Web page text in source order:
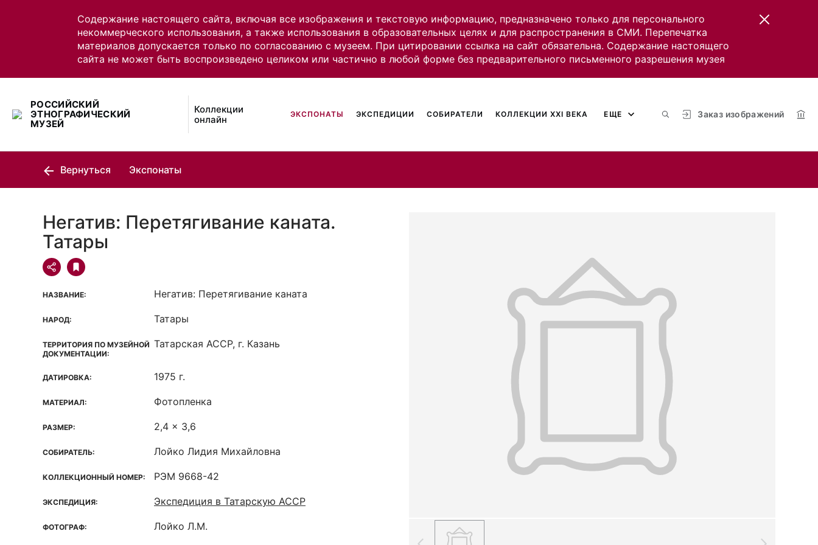
Содержание настоящего сайта, включая все изображения и текстовую информацию, предназначено только для персонального
некоммерческого использования, а также использования в образовательных целях и для распространения в СМИ. Перепечатка
материалов допускается только по согласованию с музеем. При цитировании ссылка на сайт обязательна. Содержание настоящего
сайта не может быть воспроизведено целиком или частично в любой форме без предварительного письменного разрешения музея
РОССИЙСКИЙ
ЭТНОГРАФИЧЕСКИЙ
МУЗЕЙ
Коллекции
онлайн
Заказ изображений
ЭКСПОНАТЫ ЭКСПЕДИЦИИ СОБИРАТЕЛИ КОЛЛЕКЦИИ XXI ВЕКА ЕЩЕ
Вернуться Экспонаты
Негатив: Перетягивание каната.
Татары
НАЗВАНИЕ: Негатив: Перетягивание каната
НАРОД: Татары
ТЕРРИТОРИЯ ПО МУЗЕЙНОЙ
ДОКУМЕНТАЦИИ:
Татарская ACCP, г. Казань
ДАТИРОВКА: 1975 г.
МАТЕРИАЛ: Фотопленка
РАЗМЕР: 2,4 x 3,6
СОБИРАТЕЛЬ: Лойко Лидия Михайловна
КОЛЛЕКЦИОННЫЙ НОМЕР: РЭМ 9668-42
ЭКСПЕДИЦИЯ: Экспедиция в Татарскую АССР
ФОТОГРАФ: Лойко Л.М.